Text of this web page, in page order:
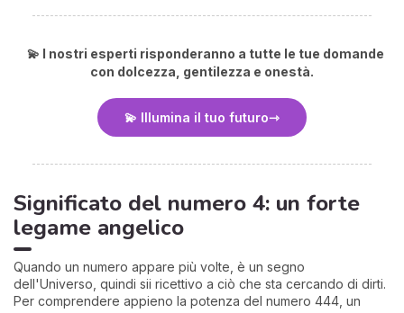
💫 I nostri esperti risponderanno a tutte le tue domande
con dolcezza, gentilezza e onestà.
💫 Illumina il tuo futuro
Significato del numero 4: un forte
legame angelico
Quando un numero appare più volte, è un segno
dell'Universo, quindi sii ricettivo a ciò che sta cercando di dirti.
Per comprendere appieno la potenza del numero 444, un